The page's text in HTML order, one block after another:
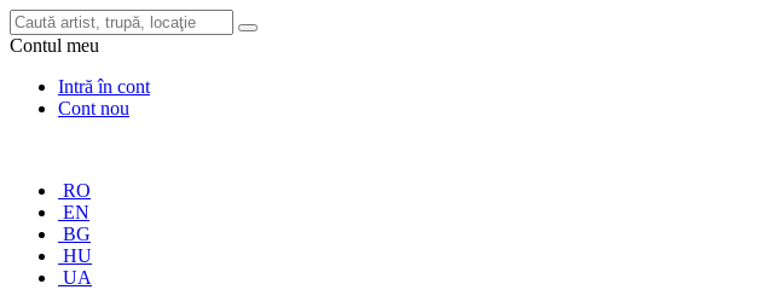
Contul meu
Intră în cont
Cont nou
RO
EN
BG
HU
UA